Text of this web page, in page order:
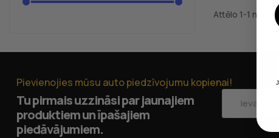
Attēlo 1-1 no 1
Pievienojies mūsu auto piedzīvojumu kopienai!
Tu pirmais uzzināsi par jaunajiem
produktiem un īpašajiem
piedāvājumiem.